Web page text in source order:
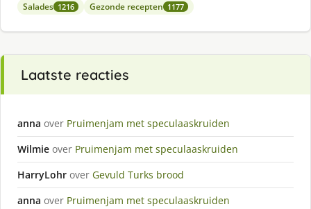
Salades 1216 Gezonde recepten 1177
Laatste reacties
anna over Pruimenjam met speculaaskruiden
Wilmie over Pruimenjam met speculaaskruiden
HarryLohr over Gevuld Turks brood
anna over Pruimenjam met speculaaskruiden